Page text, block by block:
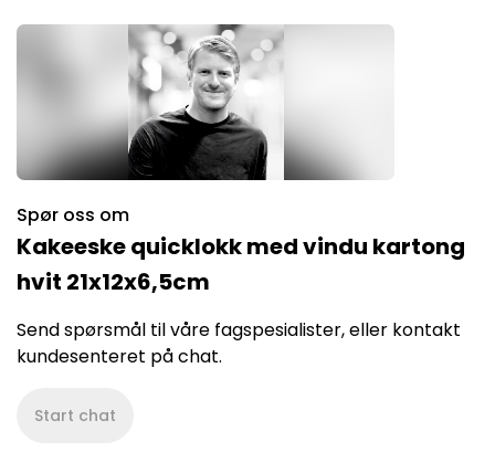
Spør oss om
Kakeeske quicklokk med vindu kartong
hvit 21x12x6,5cm
Send spørsmål til våre fagspesialister, eller kontakt
kundesenteret på chat.
Start chat